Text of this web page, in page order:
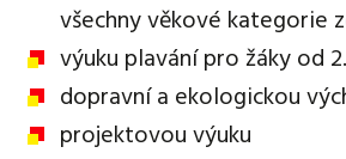
všechny věkové kategorie
výuku plavání pro žáky od
dopravní a ekologickou
projektovou výuku